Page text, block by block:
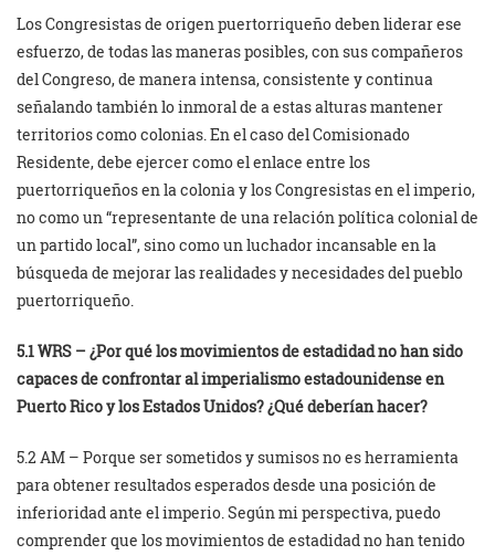
Los Congresistas de origen puertorriqueño deben liderar ese
esfuerzo, de todas las maneras posibles, con sus compañeros
del Congreso, de manera intensa, consistente y continua
señalando también lo inmoral de a estas alturas mantener
territorios como colonias. En el caso del Comisionado
Residente, debe ejercer como el enlace entre los
puertorriqueños en la colonia y los Congresistas en el imperio,
no como un “representante de una relación política colonial de
un partido local”, sino como un luchador incansable en la
búsqueda de mejorar las realidades y necesidades del pueblo
puertorriqueño.
5.1 WRS – ¿Por qué los movimientos de estadidad no han sido
capaces de confrontar al imperialismo estadounidense en
Puerto Rico y los Estados Unidos? ¿Qué deberían hacer?
5.2 AM – Porque ser sometidos y sumisos no es herramienta
para obtener resultados esperados desde una posición de
inferioridad ante el imperio. Según mi perspectiva, puedo
comprender que los movimientos de estadidad no han tenido